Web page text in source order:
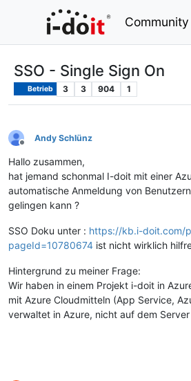
Community
SSO - Single Sign On
Betrieb 3 3 904 1
Offline
Andy Schlünz
Hallo zusammen,
hat jemand schonmal I-doit mit einer
automatische Anmeldung von
gelingen kann ?
SSO Doku unter : https://kb.i-doit.com/
pageId=10780674 ist nicht wirklich
Hintergrund zu meiner Frage:
Wir haben in einem Projekt i-doit in
mit Azure Cloudmitteln (App Service,
verwaltet in Azure, nicht auf dem Server